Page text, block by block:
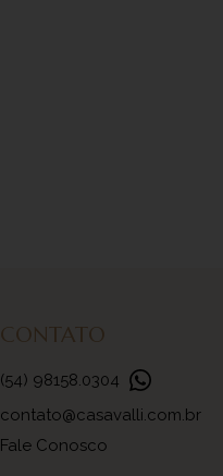
CONTATO
(54) 98158.0304
contato@casavalli.com.br
Fale Conosco